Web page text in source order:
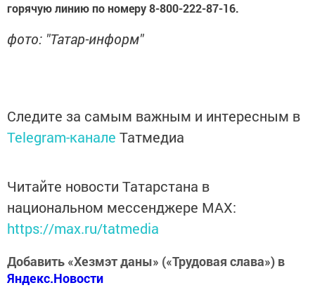
горячую линию по номеру 8-800-222-87-16.
фото: "Татар-информ"
Следите за самым важным и интересным в
Telegram-канале Татмедиа
Читайте новости Татарстана в
национальном мессенджере MАХ:
https://max.ru/tatmedia
Добавить «Хезмэт даны» («Трудовая слава») в
Яндекс.Новости